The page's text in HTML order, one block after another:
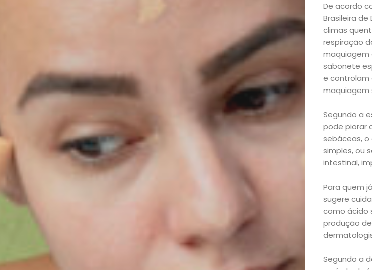
Início
Beleza
Bora
lá!
Casa
e
De acordo
Brasileira
climas
respiração
maquiagem
sabonete
e controlam
maquiagem
Segundo a
pode piorar
sebáceas, o
simples, ou
intestinal,
Para quem
sugere
como ácido
produção
Segundo a